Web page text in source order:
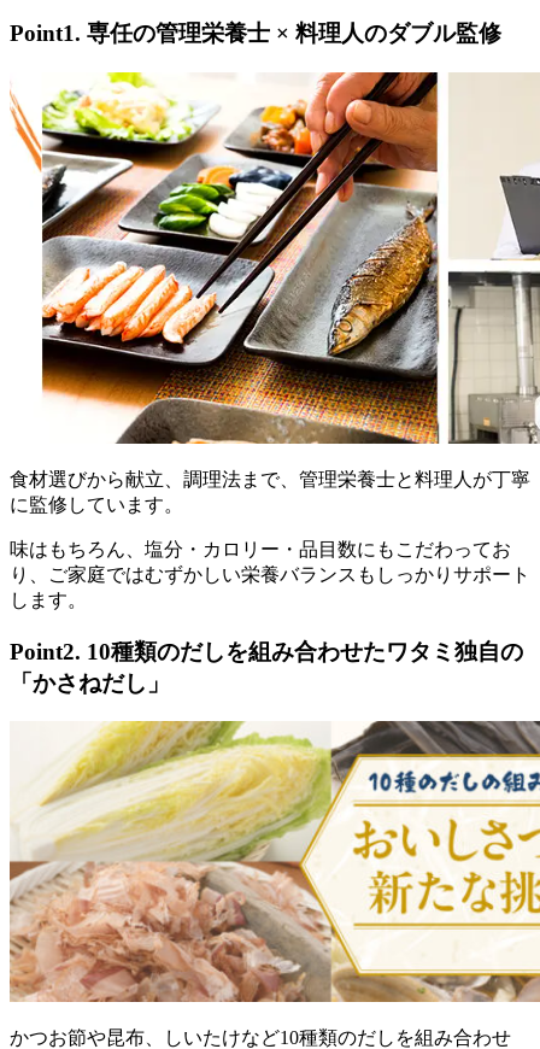
Point1. 専任の管理栄養士 × 料理人のダブル監修
食材選びから献立、調理法まで、管理栄養士と料理人が丁寧
に監修 しています。
味はもちろん、塩分・カロリー・品目数にもこだわってお
り、ご家庭ではむずかしい栄養バランスもしっかりサポート
します。
Point2. 10種類のだしを組み合わせたワタミ独自の
「かさねだし」
かつお節や昆布、しいたけなど10種類のだしを組み合わせ